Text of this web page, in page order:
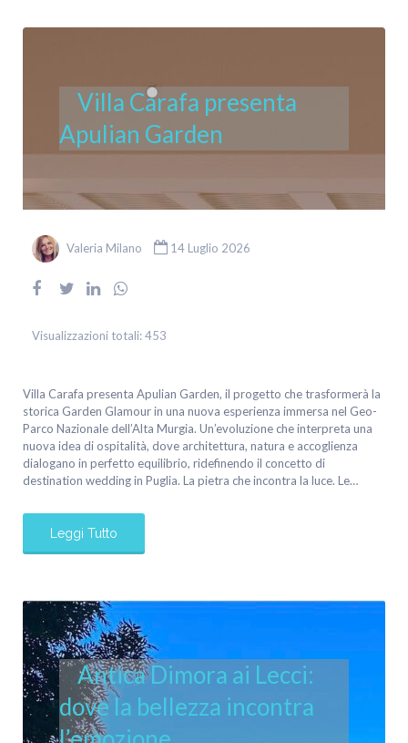
Villa Carafa presenta
Apulian Garden
Valeria Milano 14 Luglio 2026
Visualizzazioni totali:453
Villa Carafa presenta Apulian Garden, il progetto che trasformerà la
storica Garden Glamour in una nuova esperienza immersa nel Geo-
Parco Nazionale dell’Alta Murgia. Un’evoluzione che interpreta una
nuova idea di ospitalità, dove architettura, natura e accoglienza
dialogano in perfetto equilibrio, ridefinendo il concetto di
destination wedding in Puglia. La pietra che incontra la luce. Le…
Leggi Tutto
Antica Dimora ai Lecci:
dove la bellezza incontra